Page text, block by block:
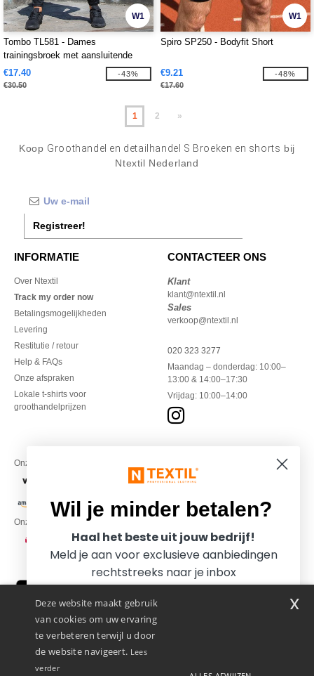
W1
Tombo TL581 - Dames
trainingsbroek met aansluitende
pijpen
€17.40
€30.50
-43%
W1
Spiro SP250 - Bodyfit Short
€9.21
€17.60
-48%
1 2 »
Koop Groothandel en detailhandel S Broeken en shorts bij
Ntextil Nederland
Registreer!
INFORMATIE
Over Ntextil
Track my order now
Betalingsmogelijkheden
Levering
Restitutie / retour
Help & FAQs
Onze afspraken
Lokale t-shirts voor
groothandelprijzen
CONTACTEER ONS
Klant
klant@ntextil.nl
Sales
verkoop@ntextil.nl
020 323 3277
Maandag – donderdag: 10:00–
13:00 & 14:00–17:30
Vrijdag: 10:00–14:00
Onze financiële partners
Onze transporteurs
Deze website maakt gebruik
van cookies om uw ervaring
te verbeteren terwijl u door
de website navigeert. Lees
verder
x
Wil je minder betalen?
Haal het beste uit jouw bedrijf!
Meld je aan voor exclusieve aanbiedingen
rechtstreeks naar je inbox